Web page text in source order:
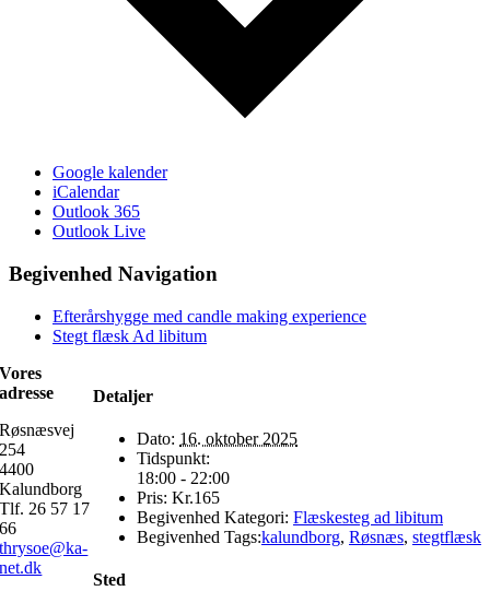
Google kalender
iCalendar
Outlook 365
Outlook Live
Begivenhed Navigation
Efterårshygge med candle making experience
Stegt flæsk Ad libitum
Detaljer
Dato: 16. oktober 2025
Tidspunkt:
18:00 - 22:00
Pris: Kr.165
Begivenhed Kategori: Flæskesteg ad libitum
Begivenhed Tags:kalundborg, Røsnæs, stegtflæsk
Sted
Vores
adresse
Røsnæsvej
254
4400
Kalundborg
Tlf. 26 57 17
66
thrysoe@ka-
net.dk